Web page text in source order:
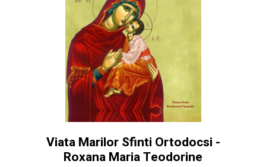
Viata Marilor Sfinti Ortodocsi -
Roxana Maria Teodorine